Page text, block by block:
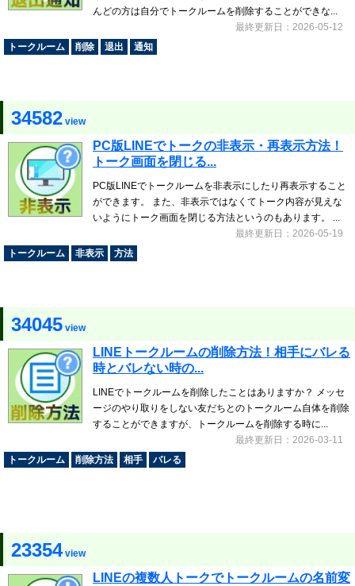
んどの方は自分でトークルームを削除することができな...
最終更新日：2026-05-12
トークルーム
削除 退出 通知
34582 view
PC版LINEでトークの非表示・再表示方法！
トーク画面を閉じる...
PC版LINEでトークルームを非表示にしたり再表示すること
ができます。 また、非表示ではなくてトーク内容が見えな
いようにトーク画面を閉じる方法というのもあります。 ...
最終更新日：2026-05-19
トークルーム
非表示 方法
34045 view
LINEトークルームの削除方法！相手にバレる
時とバレない時の...
LINEでトークルームを削除したことはありますか？ メッセ
ージのやり取りをしない友だちとのトークルーム自体を削除
することができますが、トークルームを削除する時に...
最終更新日：2026-03-11
トークルーム
削除方法 相手 バレる
23354view
LINEの複数人トークでトークルームの名前変